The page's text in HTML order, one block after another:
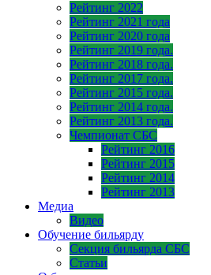
Рейтинг 2022
Рейтинг 2021 года
Рейтинг 2020 года
Рейтинг 2019 года.
Рейтинг 2018 года.
Рейтинг 2017 года.
Рейтинг 2015 года.
Рейтинг 2014 года.
Рейтинг 2013 года.
Чемпионат СБС
Рейтинг 2016
Рейтинг 2015
Рейтинг 2014
Рейтинг 2013
Медиа
Видео
Обучение бильярду
Секция бильярда СБС
Статьи